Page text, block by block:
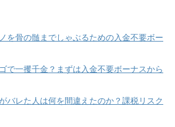
を骨の髄までしゃぶるための入金不要ボー
で一攫千金？まずは入金不要ボーナスから
バレた人は何を間違えたのか？課税リスク